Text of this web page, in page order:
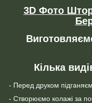
3D Фото
Кілька
- Перед друком
- Створюємо колажі за